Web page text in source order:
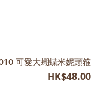
可愛大蝴蝶米妮頭箍
HK$48.00